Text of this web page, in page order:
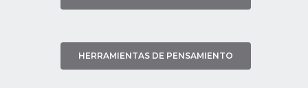
HERRAMIENTAS DE PENSAMIENTO